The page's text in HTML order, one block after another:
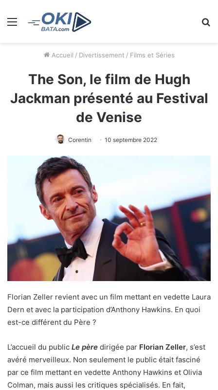
Menu
Accueil / Divertissement / Films et Séries
The Son, le film de Hugh
Jackman présenté au Festival
de Venise
Corentin 10 septembre 2022
Florian Zeller revient avec un film mettant en vedette Laura
Dern et avec la participation d’Anthony Hawkins. En quoi
est-ce différent du Père ?
L’accueil du public Le père dirigée par Florian Zeller, s’est
avéré merveilleux. Non seulement le public était fasciné
par ce film mettant en vedette Anthony Hawkins et Olivia
Colman, mais aussi les critiques spécialisés. En fait,